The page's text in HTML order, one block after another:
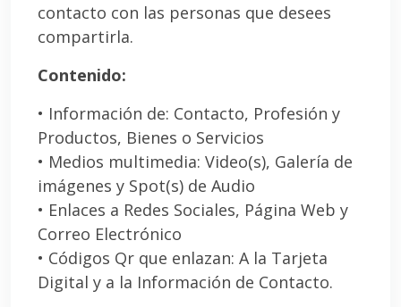
contacto con las personas que desees
compartirla.
Contenido:
• Información de: Contacto, Profesión y
Productos, Bienes o Servicios
• Medios multimedia: Video(s), Galería de
imágenes y Spot(s) de Audio
• Enlaces a Redes Sociales, Página Web y
Correo Electrónico
• Códigos Qr que enlazan: A la Tarjeta
Digital y a la Información de Contacto.